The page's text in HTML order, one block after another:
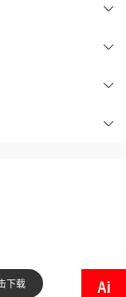




下载